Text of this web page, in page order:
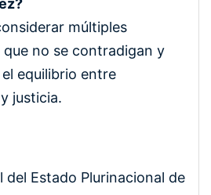
múltiples
no se contradigan y
equilibrio entre
justicia.
del Estado Plurinacional de